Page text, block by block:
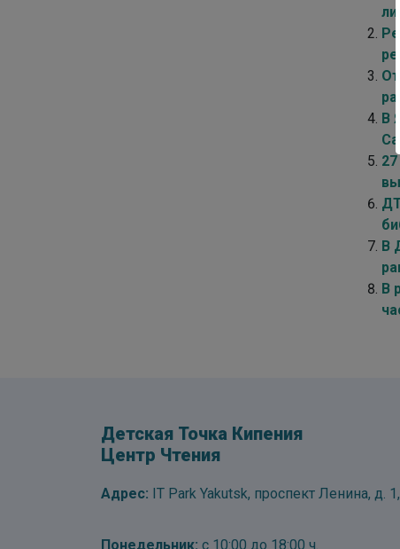
В
В
В
Детская Точка Кипения
Центр Чтения
Адрес: IT Park Yakutsk, проспект Ленина, д.
Понедельник: с 10:00 до 18:00 ч.